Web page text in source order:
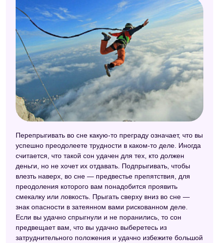
Перепрыгивать во сне какую-то преграду означает, что вы
успешно преодолеете трудности в каком-то деле. Иногда
считается, что такой сон удачен для тех, кто должен
деньги, но не хочет их отдавать. Подпрыгивать, чтобы
влезть наверх, во сне — предвестье препятствия, для
преодоления которого вам понадобится проявить
смекалку или ловкость. Прыгать сверху вниз во сне —
знак опасности в затеянном вами рискованном деле.
Если вы удачно спрыгнули и не поранились, то сон
предвещает вам, что вы удачно выберетесь из
затруднительного положения и удачно избежите большой